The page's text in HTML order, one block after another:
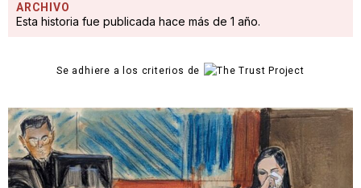
ARCHIVO
Esta historia fue publicada hace más de 1 año.
Se adhiere a los criterios de